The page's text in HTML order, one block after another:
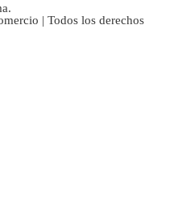
| Todos los derechos